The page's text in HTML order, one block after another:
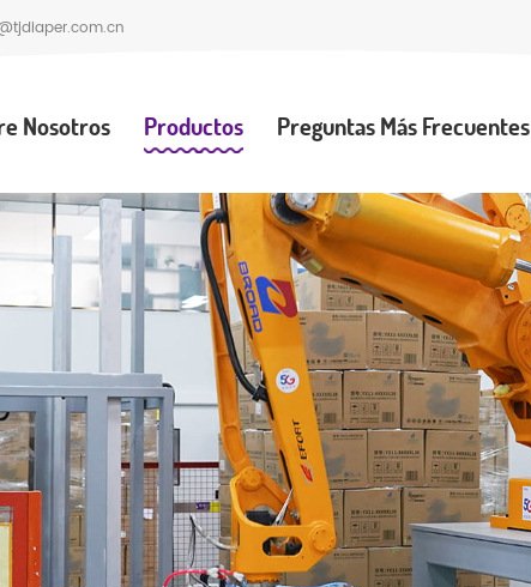
Nosotros Productos Preguntas Más Frecuentes